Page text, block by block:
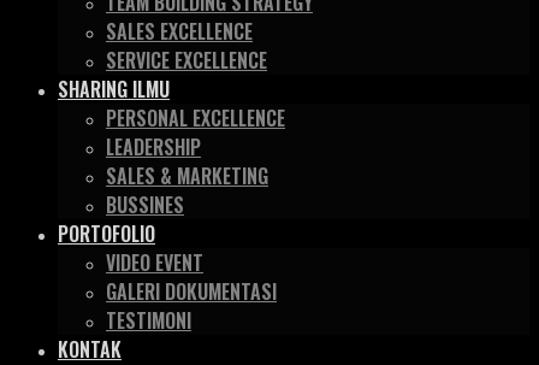
SALES EXCELLENCE
SERVICE EXCELLENCE
SHARING ILMU
PERSONAL EXCELLENCE
LEADERSHIP
SALES & MARKETING
BUSSINES
PORTOFOLIO
VIDEO EVENT
GALERI DOKUMENTASI
TESTIMONI
KONTAK